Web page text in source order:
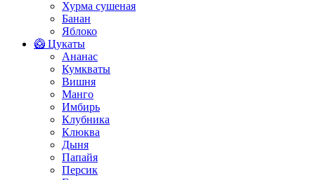
Хурма сушеная
Банан
Яблоко
🥝 Цукаты
Ананас
Кумкваты
Вишня
Манго
Имбирь
Клубника
Клюква
Дыня
Папайя
Персик